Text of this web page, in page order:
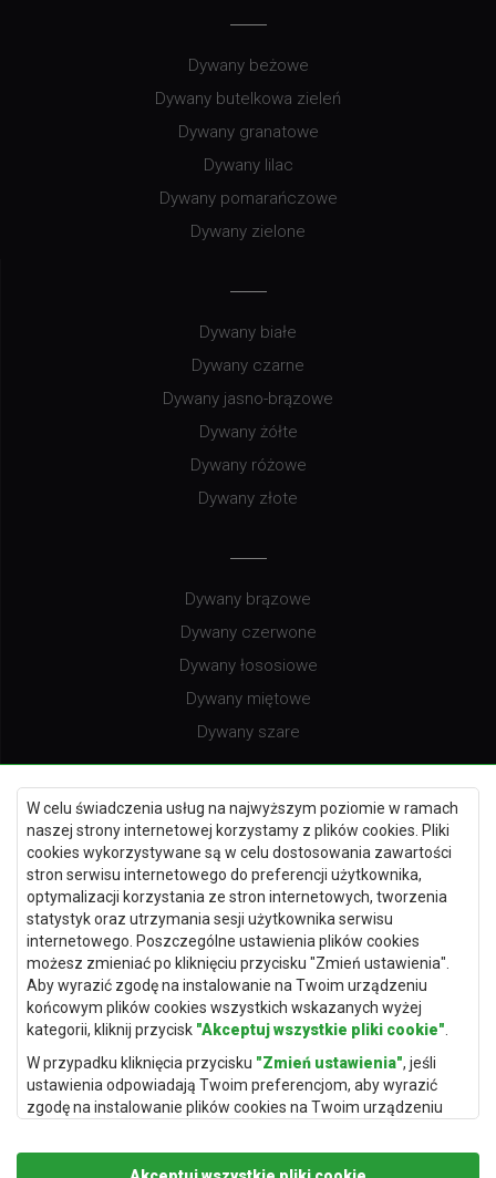
W celu świadczenia usług na najwyższym poziomie w ramach
naszej strony internetowej korzystamy z plików cookies. Pliki
cookies wykorzystywane są w celu dostosowania zawartości
stron serwisu internetowego do preferencji użytkownika,
optymalizacji korzystania ze stron internetowych, tworzenia
statystyk oraz utrzymania sesji użytkownika serwisu
internetowego. Poszczególne ustawienia plików cookies
możesz zmieniać po kliknięciu przycisku "Zmień ustawienia".
Aby wyrazić zgodę na instalowanie na Twoim urządzeniu
końcowym plików cookies wszystkich wskazanych wyżej
kategorii, kliknij przycisk "Akceptuj wszystkie pliki cookie"
W przypadku kliknięcia przycisku "Zmień ustawienia", jeśli
ustawienia odpowiadają Twoim preferencjom, aby wyrazić
zgodę na instalowanie plików cookies na Twoim urządzeniu
"Zapisz i zaakceptuj".
Dywany beżowe
Dywany butelkowa zieleń
Dywany granatowe
Dywany lilac
Dywany pomarańczowe
Dywany zielone
Dywany białe
Dywany czarne
Dywany jasno-brązowe
Dywany żółte
Dywany różowe
Dywany złote
Dywany brązowe
Dywany czerwone
Dywany łososiowe
Dywany miętowe
Dywany szare
Dywany burgundy
Dywany fioletowe
Dywany kremowe
Dywany niebieskie
Dywany terakota
Dywany Warszawa
Dywany Wrocław
Dywany Lublin